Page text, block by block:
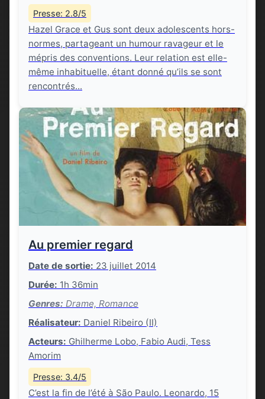
Presse: 2.8/5
Hazel Grace et Gus sont deux adolescents hors-
normes, partageant un humour ravageur et le
mépris des conventions. Leur relation est elle-
même inhabituelle, étant donné qu’ils se sont
rencontrés...
Au premier regard
Date de sortie: 23 juillet 2014
Durée: 1h 36min
Genres: Drame, Romance
Réalisateur: Daniel Ribeiro (II)
Acteurs: Ghilherme Lobo, Fabio Audi, Tess
Amorim
Presse: 3.4/5
C’est la fin de l’été à São Paulo. Leonardo, 15